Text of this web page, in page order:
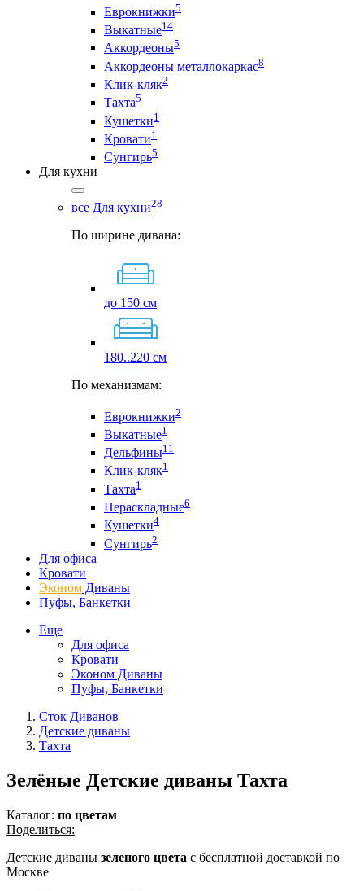
Еврокнижки5
Выкатные14
Аккордеоны5
Аккордеоны металлокаркас8
Клик-кляк2
Тахта5
Кушетки1
Кровати1
Сунгирь5
Для кухни
все Для кухни28
По ширине дивана:
до 150 см
180..220 см
По механизмам:
Еврокнижки2
Выкатные1
Дельфины11
Клик-кляк1
Тахта1
Нераскладные6
Кушетки4
Сунгирь2
Для офиса
Кровати
Эконом Диваны
Пуфы, Банкетки
Еще
Для офиса
Кровати
Эконом Диваны
Пуфы, Банкетки
Сток Диванов
Детские диваны
Тахта
Зелёные Детские диваны Тахта
Каталог: по цветам
Поделиться:
Детские диваны зеленого цвета с бесплатной доставкой по
Москве